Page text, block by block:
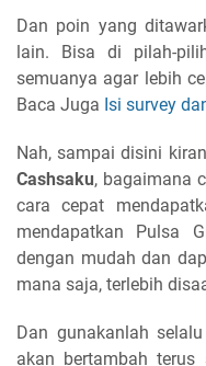
Dan poin yang
lain. Bisa di pilah-
semuanya agar lebih
Baca Juga Isi survey
Nah, sampai disini
Cashsaku, bagaimana
cara cepat
mendapatkan Pulsa
dengan mudah dan
mana saja, terlebih
Dan gunakanlah
akan bertambah terus